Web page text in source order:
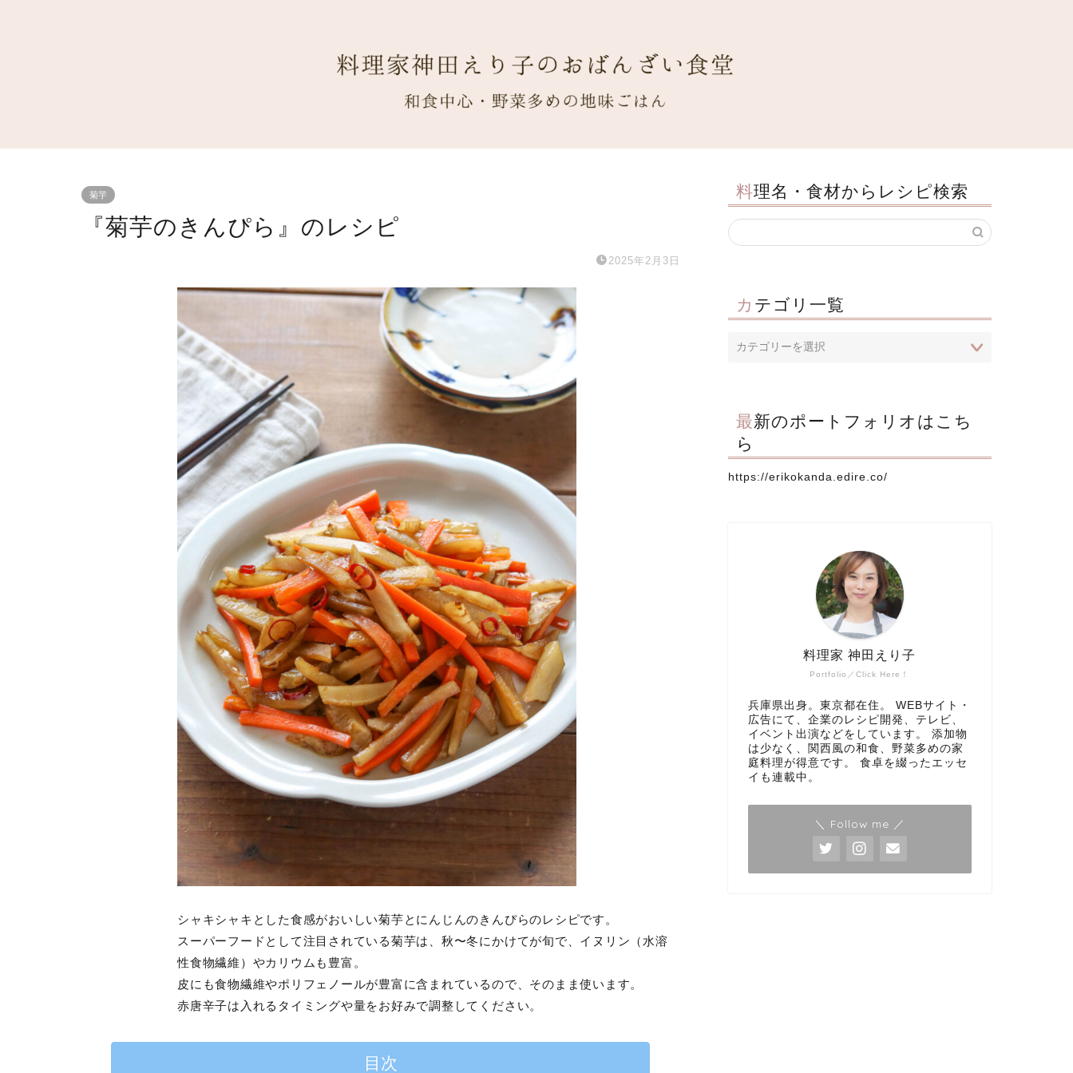
菊芋
『菊芋のきんぴら』のレシピ
2025年2月3日
シャキシャキとした食感がおいしい菊芋とにんじんのきんぴらのレシピです。
スーパーフードとして注目されている菊芋は、秋〜冬にかけてが旬で、イヌリン（水溶
性食物繊維）やカリウムも豊富。
皮にも食物繊維やポリフェノールが豊富に含まれているので、そのまま使います。
赤唐辛子は入れるタイミングや量をお好みで調整してください。
目次
料理名・食材からレシピ検索
カテゴリ一覧
最新のポートフォリオはこち
ら
https://erikokanda.edire.co/
Portfolio／Click Here！
料理家 神田えり子
兵庫県出身。東京都在住。 WEBサイト・
広告にて、企業のレシピ開発、テレビ、
イベント出演などをしています。 添加物
は少なく、関西風の和食、野菜多めの家
庭料理が得意です。 食卓を綴ったエッセ
イも連載中。
＼ Follow me ／